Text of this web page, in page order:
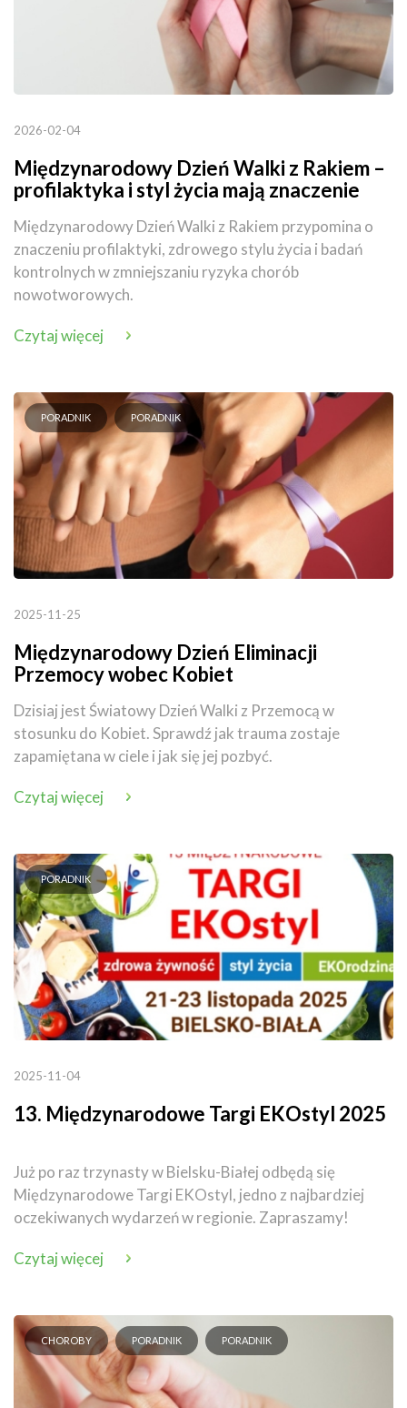
2026-02-04
Międzynarodowy Dzień Walki z Rakiem –
profilaktyka i styl życia mają znaczenie
Międzynarodowy Dzień Walki z Rakiem przypomina o
znaczeniu profilaktyki, zdrowego stylu życia i badań
kontrolnych w zmniejszaniu ryzyka chorób
nowotworowych.
Czytaj więcej
PORADNIK PORADNIK
2025-11-25
Międzynarodowy Dzień Eliminacji
Przemocy wobec Kobiet
Dzisiaj jest Światowy Dzień Walki z Przemocą w
stosunku do Kobiet. Sprawdź jak trauma zostaje
zapamiętana w ciele i jak się jej pozbyć.
Czytaj więcej
PORADNIK
2025-11-04
13. Międzynarodowe Targi EKOstyl 2025
Już po raz trzynasty w Bielsku-Białej odbędą się
Międzynarodowe Targi EKOstyl, jedno z najbardziej
oczekiwanych wydarzeń w regionie. Zapraszamy!
Czytaj więcej
CHOROBY PORADNIK PORADNIK